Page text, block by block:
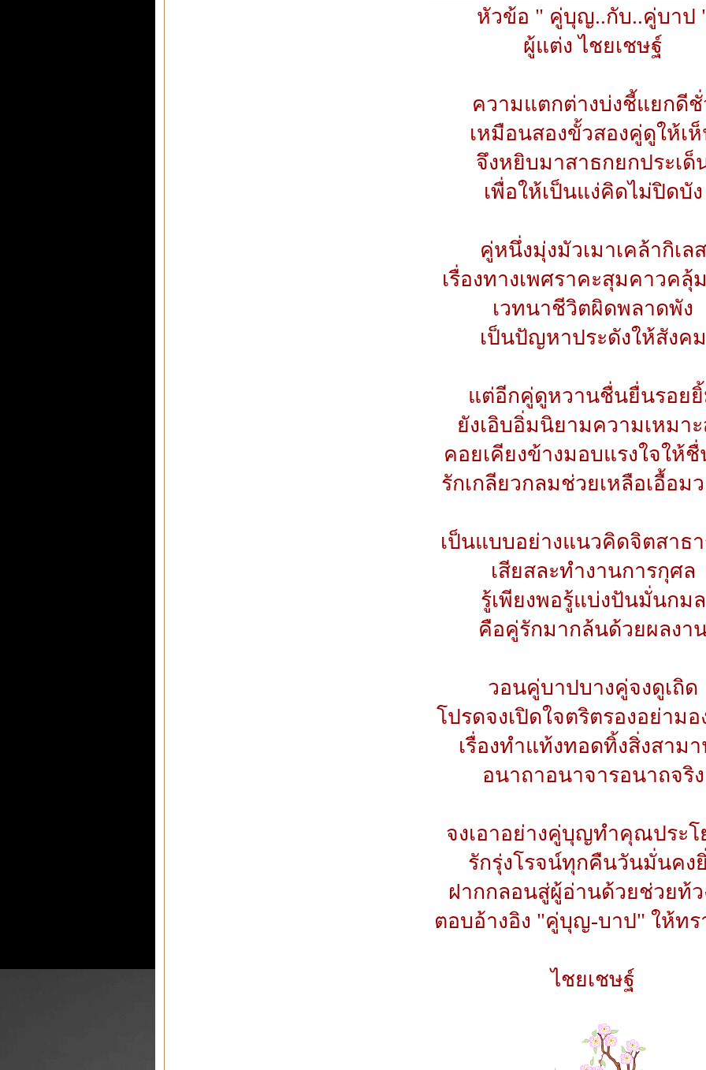
หัวข้อ " คู่บุญ..กับ..คู่บาป
ผู้แต่ง ไชยเชษฐ์
ความแตกต่างบ่งชี้แยกดีชั่
เหมือนสองขั้วสองคู่ดูให้เ
จึงหยิบมาสาธกยกประเด็
เพื่อให้เป็นแง่คิดไม่ปิดบัง
คู่หนึ่งมุ่งมัวเมาเคล้ากิเลส
เรื่องทางเพศราคะสุมคาวคลุ้
เวทนาชีวิตผิดพลาดพัง
เป็นปัญหาประดังให้สังคม
แต่อีกคู่ดูหวานชื่นยื่นรอย
ยังเอิบอิ่มนิยามความเหมา
คอยเคียงข้างมอบแรงใจให้
รักเกลียวกลมช่วยเหลือเอื้อม
เป็นแบบอย่างแนวคิดจิตสาธ
เสียสละทำงานการกุศล
รู้เพียงพอรู้แบ่งปันมั่นกมล
คือคู่รักมากล้นด้วยผลงา
วอนคู่บาปบางคู่จงดูเถิด
โปรดจงเปิดใจตริตรองอย่าม
เรื่องทำแท้งทอดทิ้งสิ่งสาม
อนาถาอนาจารอนาถจริง
จงเอาอย่างคู่บุญทำคุณประ
รักรุ่งโรจน์ทุกคืนวันมั่นคง
ฝากกลอนสู่ผู้อ่านด้วยช่วยท้ว
ตอบอ้างอิง "คู่บุญ-บาป" ให้ท
ไชยเชษฐ์